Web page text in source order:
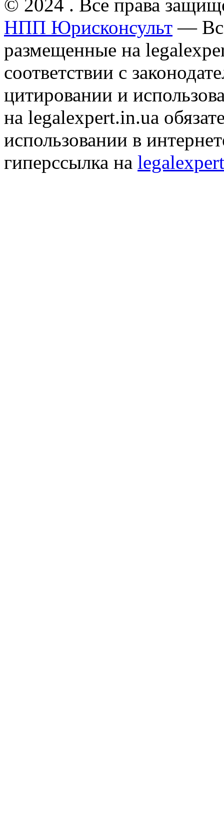
© 2024 . Все права
НПП Юрисконсульт —
размещенные на
соответствии с
цитировании и
на legalexpert.in.ua
использовании в
гиперссылка на